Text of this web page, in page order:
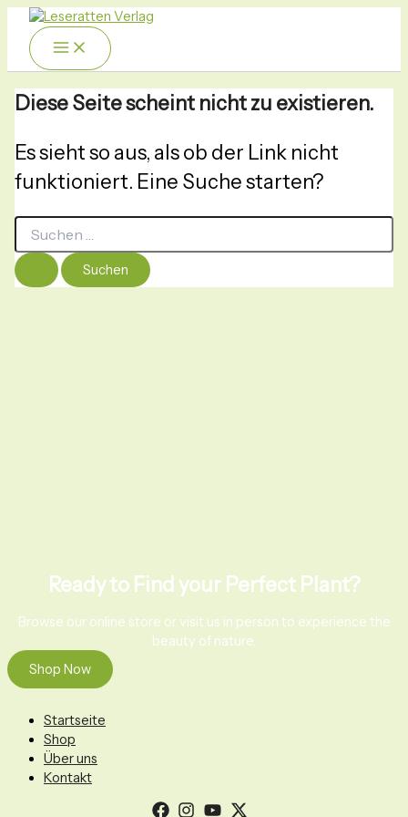
Zum
Inhalt
springen
Diese Seite scheint nicht zu existieren.
Es sieht so aus, als ob der Link nicht
funktioniert. Eine Suche starten?
Suchen
nach:
Ready to Find your Perfect Plant?
Browse our online store or visit us in person to experience the
beauty of nature.
Shop Now
Menü
Startseite
Shop
Über uns
Kontakt